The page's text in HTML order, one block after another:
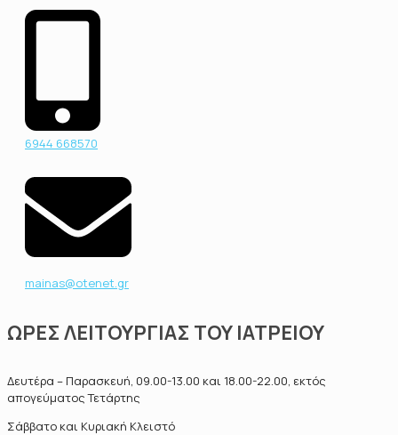
6944 668570
mainas@otenet.gr
ΩΡΕΣ ΛΕΙΤΟΥΡΓΙΑΣ ΤΟΥ ΙΑΤΡΕΙΟΥ
Δευτέρα – Παρασκευή, 09.00-13.00 και 18.00-22.00, εκτός
απογεύματος Τετάρτης
Σάββατο και Κυριακή Κλειστό